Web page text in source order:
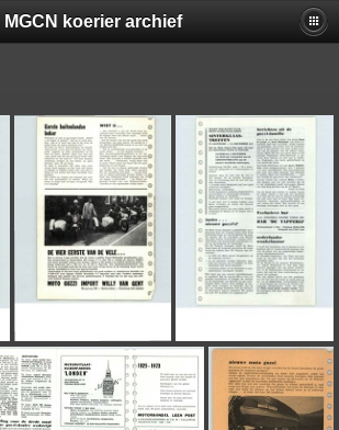
MGCN koerier archief